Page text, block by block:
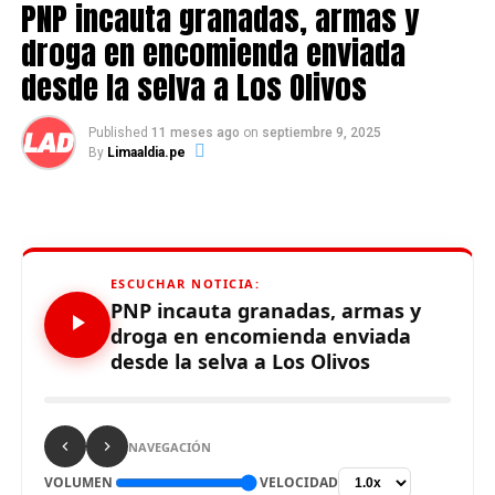
(Organización Internacional de Karate Shotokan).
Source link
UP NEXT
24 MIL POLICÍAS GARANTIZARÁN SEGURIDAD ANTE
DENOMINADA “TERCERA TOMA DE LIMA”
PNP incauta granadas, armas y
droga en encomienda enviada
desde la selva a Los Olivos
Published 11 meses ago on septiembre 9, 2025
By Limaaldia.pe
ESCUCHAR NOTICIA:
PNP incauta granadas, armas y
droga en encomienda enviada
desde la selva a Los Olivos
NAVEGACIÓN
VOLUMEN VELOCIDAD